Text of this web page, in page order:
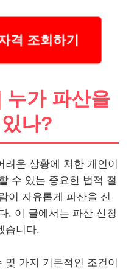
격 조회하기
누가 파산을
나?
려운 상황에 처한 개인이
수 있는 중요한 법적 절
이 자유롭게 파산을 신
. 이 글에서는 파산 신청
습니다.
몇 가지 기본적인 조건이